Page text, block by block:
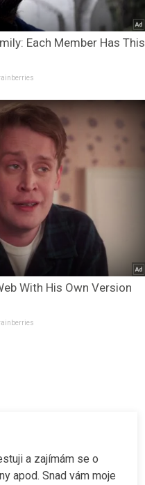
Each Member Has This
With His Own Version
a zajímám se o
apod. Snad vám moje